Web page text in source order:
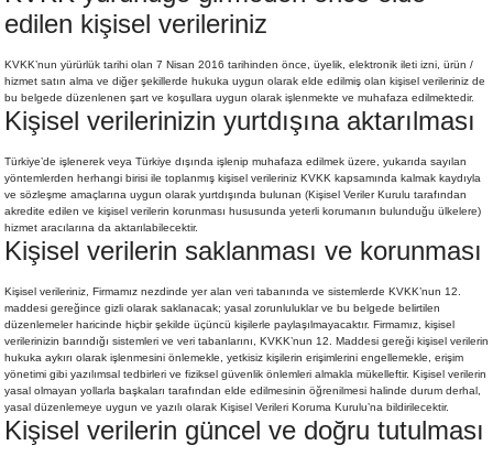
edilen kişisel verileriniz
KVKK’nun yürürlük tarihi olan 7 Nisan 2016 tarihinden önce, üyelik, elektronik ileti izni, ürün /
hizmet satın alma ve diğer şekillerde hukuka uygun olarak elde edilmiş olan kişisel verileriniz de
bu belgede düzenlenen şart ve koşullara uygun olarak işlenmekte ve muhafaza edilmektedir.
Kişisel verilerinizin yurtdışına aktarılması
Türkiye’de işlenerek veya Türkiye dışında işlenip muhafaza edilmek üzere, yukarıda sayılan
yöntemlerden herhangi birisi ile toplanmış kişisel verileriniz KVKK kapsamında kalmak kaydıyla
ve sözleşme amaçlarına uygun olarak yurtdışında bulunan (Kişisel Veriler Kurulu tarafından
akredite edilen ve kişisel verilerin korunması hususunda yeterli korumanın bulunduğu ülkelere)
hizmet aracılarına da aktarılabilecektir.
Kişisel verilerin saklanması ve korunması
Kişisel verileriniz, Firmamız nezdinde yer alan veri tabanında ve sistemlerde KVKK’nun 12.
maddesi gereğince gizli olarak saklanacak; yasal zorunluluklar ve bu belgede belirtilen
düzenlemeler haricinde hiçbir şekilde üçüncü kişilerle paylaşılmayacaktır. Firmamız, kişisel
verilerinizin barındığı sistemleri ve veri tabanlarını, KVKK’nun 12. Maddesi gereği kişisel verilerin
hukuka aykırı olarak işlenmesini önlemekle, yetkisiz kişilerin erişimlerini engellemekle, erişim
yönetimi gibi yazılımsal tedbirleri ve fiziksel güvenlik önlemleri almakla mükelleftir. Kişisel verilerin
yasal olmayan yollarla başkaları tarafından elde edilmesinin öğrenilmesi halinde durum derhal,
yasal düzenlemeye uygun ve yazılı olarak Kişisel Verileri Koruma Kurulu’na bildirilecektir.
Kişisel verilerin güncel ve doğru tutulması